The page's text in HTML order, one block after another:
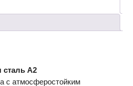
сталь A2
с атмосферостойким